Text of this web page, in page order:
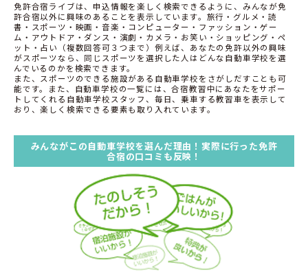
免許合宿ライブは、申込情報を楽しく検索できるように、みんなが免
許合宿以外に興味のあることを表示しています。旅行・グルメ・読
書・スポーツ・映画・音楽・コンピューター・ファッション・ゲー
ム・アウトドア・ダンス・演劇・カメラ・お笑い・ショッピング・ペ
ット・占い（複数回答可３つまで）例えば、あなたの免許以外の興味
がスポーツなら、同じスポーツを選択した人はどんな自動車学校を選
んでいるのかを検索できます。
また、スポーツのできる施設がある自動車学校をさがしだすことも可
能です。また、自動車学校の一覧には、合宿教習中にあなたをサポー
トしてくれる自動車学校スタッフ、毎日、乗車する教習車を表示して
おり、楽しく検索できる要素も取り入れています。
みんながこの自動車学校を選んだ理由！実際に行った免許
合宿の口コミも反映！